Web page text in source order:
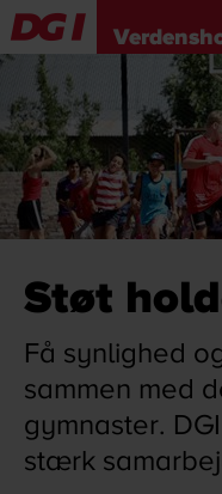
Støt
Få synlighed
sammen med
gymnaster.
stærk
Om os
Presse
Kontakt